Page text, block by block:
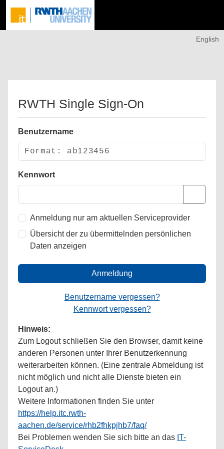
English
RWTH Single Sign-On
Benutzername
Kennwort
Anmeldung nur am aktuellen Serviceprovider
Übersicht der zu übermittelnden persönlichen
Daten anzeigen
Anmeldung
Benutzername vergessen?
Kennwort vergessen?
Hinweis:
Zum Logout schließen Sie den Browser, damit keine
anderen Personen unter Ihrer Benutzerkennung
weiterarbeiten können. (Eine zentrale Abmeldung ist
nicht möglich und nicht alle Dienste bieten ein
Logout an.)
Weitere Informationen finden Sie unter
https://help.itc.rwth-
aachen.de/service/rhb2fhkpjhb7/faq/
Bei Problemen wenden Sie sich bitte an das IT-